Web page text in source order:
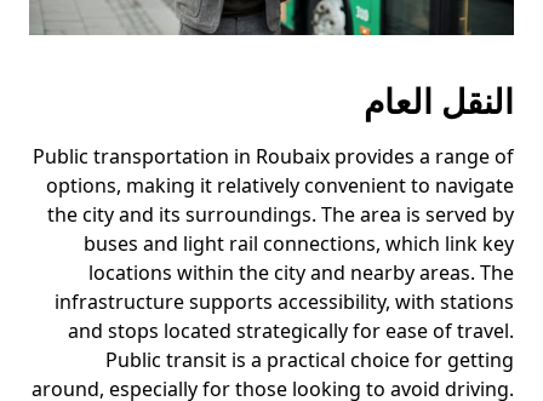
النقل العام
Public transportation in Roubaix provides a range of
options, making it relatively convenient to navigate
the city and its surroundings. The area is served by
buses and light rail connections, which link key
locations within the city and nearby areas. The
infrastructure supports accessibility, with stations
and stops located strategically for ease of travel.
Public transit is a practical choice for getting
around, especially for those looking to avoid driving.